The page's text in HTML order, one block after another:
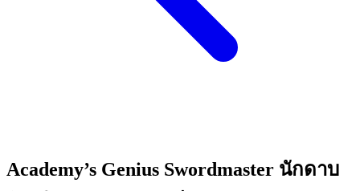
Academy’s Genius Swordmaster นักดาบ